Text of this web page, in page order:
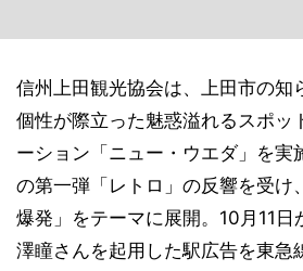
信州上田観光協会は、上田市の知
個性が際立った魅惑溢れるスポッ
ーション「ニュー・ウエダ」を実
の第一弾「レトロ」の反響を受け
爆発」をテーマに展開。10月11日
澤瞳さんを起用した駅広告を東急